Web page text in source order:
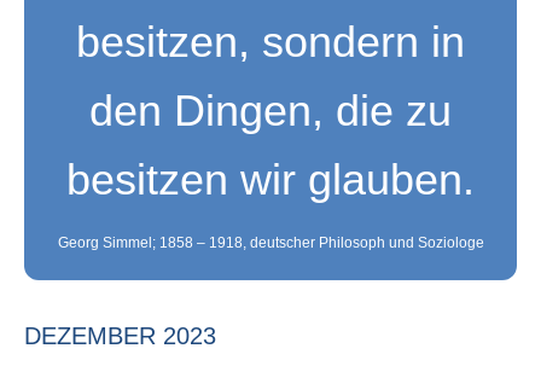
besitzen, sondern in
den Dingen, die zu
besitzen wir glauben.
Georg Simmel; 1858 – 1918, deutscher Philosoph und Soziologe
DEZEMBER 2023